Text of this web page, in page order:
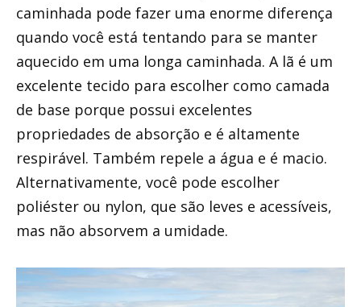
caminhada pode fazer uma enorme diferença
quando você está tentando para se manter
aquecido em uma longa caminhada. A lã é um
excelente tecido para escolher como camada
de base porque possui excelentes
propriedades de absorção e é altamente
respirável. Também repele a água e é macio.
Alternativamente, você pode escolher
poliéster ou nylon, que são leves e acessíveis,
mas não absorvem a umidade.